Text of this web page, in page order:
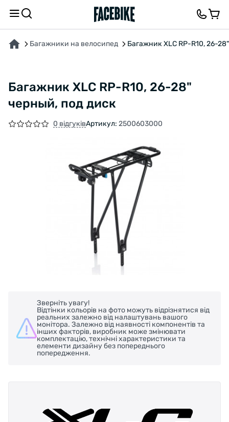
Багажники на велосипед Багажник XLC RP-R10, 26-
Багажник XLC RP-R10, 26-28"
черный, под диск
0 відгуківАртикул: 2500603000
Зверніть увагу!
Відтінки кольорів на фото можуть відрізнятися від
реальних залежно від налаштувань вашого
монітора. Залежно від наявності компонентів та
інших факторів, виробник може змінювати
комплектацію, технічні характеристики та
елементи дизайну без попереднього
попередження.
ПРО ТОВАР ВІДГУКИ ТА ЗАПИТАННЯ